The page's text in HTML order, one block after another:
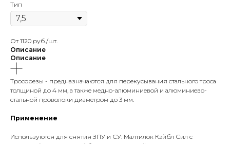
Тип
От 1120 руб./шт.
Описание
Описание
Тросорезы - предназначаются для перекусывания стального троса
толщиной до 4 мм, а также медно-алюминиевой и алюминиево-
стальной проволоки диаметром до 3 мм.
Применение
Используются для снятия ЗПУ и СУ: Малтилок Кэйбл Сил с